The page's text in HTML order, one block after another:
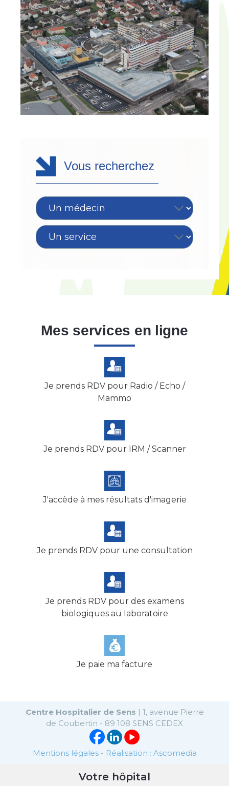
Vous recherchez
Mes services en ligne
Je prends RDV pour Radio / Echo /
Mammo
Je prends RDV pour IRM / Scanner
J'accède à mes résultats d'imagerie
Je prends RDV pour une consultation
Je prends RDV pour des examens
biologiques au laboratoire
Je paie ma facture
Centre Hospitalier de Sens | 1, avenue Pierre
de Coubertin - 89 108 SENS CEDEX
Mentions légales- Réalisation : Ascomedia
Votre hôpital